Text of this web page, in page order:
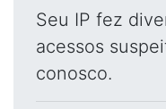
Seu IP fez
acessos
conosco.